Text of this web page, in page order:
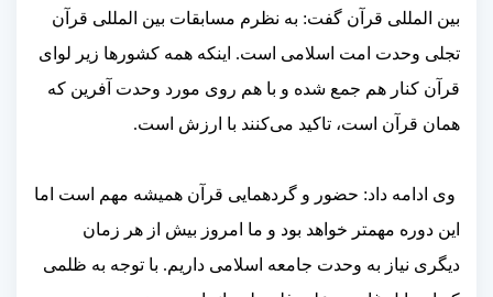
بین المللی قرآن گفت: به نظرم مسابقات بین المللی قرآن
تجلی وحدت امت اسلامی است. اینکه همه کشورها زیر لوای
قرآن کنار هم جمع شده و با هم روی مورد وحدت آفرین که
همان قرآن است، تاکید می‌کنند با ارزش است.
وی ادامه داد: حضور و گردهمایی قرآن همیشه مهم است اما
این دوره مهمتر خواهد بود و ما امروز بیش از هر زمان
دیگری نیاز به وحدت جامعه اسلامی داریم. با توجه به ظلمی